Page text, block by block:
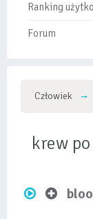
Ranking
Forum
Człowiek
krew